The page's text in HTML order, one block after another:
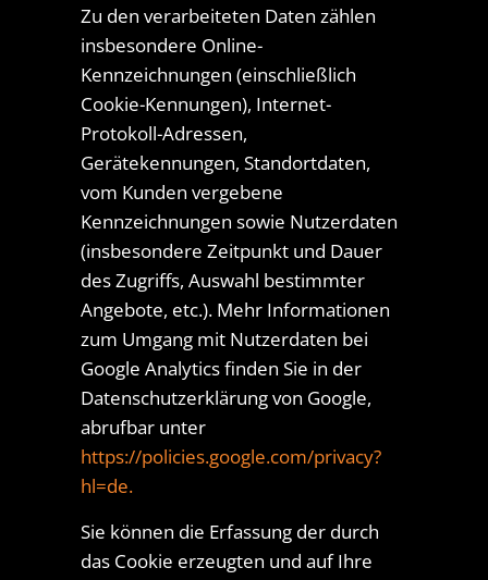
Zu den verarbeiteten Daten zählen
insbesondere Online-
Kennzeichnungen (einschließlich
Cookie-Kennungen), Internet-
Protokoll-Adressen,
Gerätekennungen, Standortdaten,
vom Kunden vergebene
Kennzeichnungen sowie Nutzerdaten
(insbesondere Zeitpunkt und Dauer
des Zugriffs, Auswahl bestimmter
Angebote, etc.). Mehr Informationen
zum Umgang mit Nutzerdaten bei
Google Analytics finden Sie in der
Datenschutzerklärung von Google,
abrufbar unter
https://policies.google.com/privacy?
hl=de.
Sie können die Erfassung der durch
das Cookie erzeugten und auf Ihre